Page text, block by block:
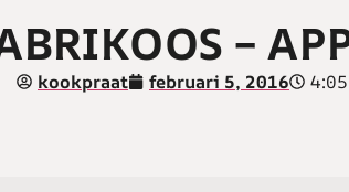
–
kookpraat februari 5, 2016